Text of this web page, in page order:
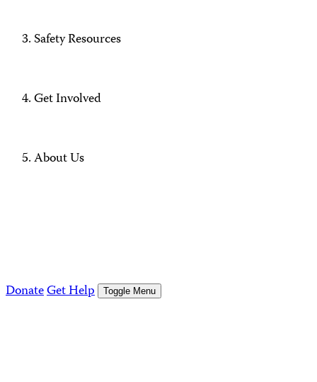
Safety Resources
Get Involved
About Us
DonateGet Help Toggle Menu